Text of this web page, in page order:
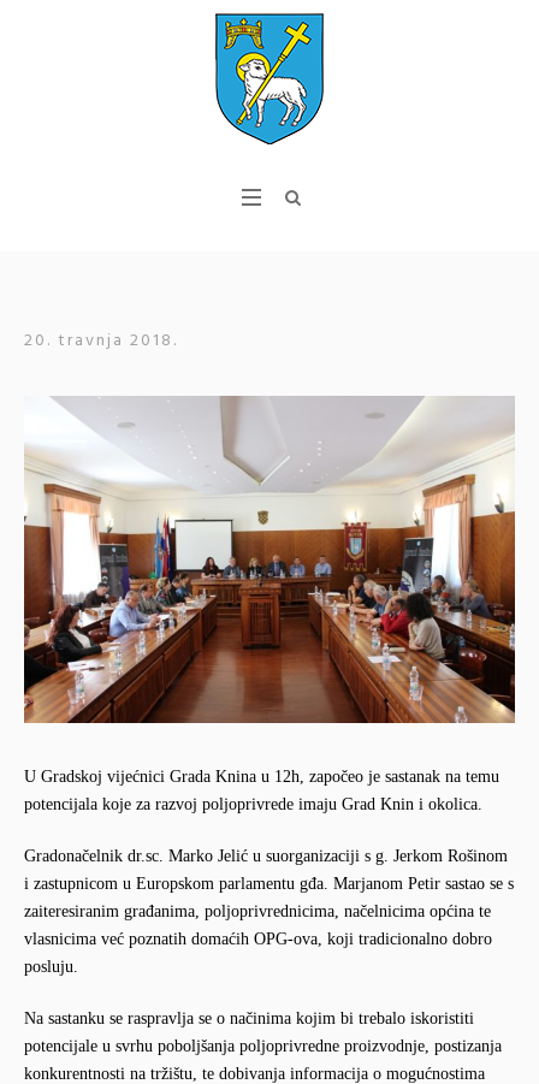
20. travnja 2018.
U Gradskoj vijećnici Grada Knina u 12h, započeo je sastanak na temu
potencijala koje za razvoj poljoprivrede imaju Grad Knin i okolica.
Gradonačelnik dr.sc. Marko Jelić u suorganizaciji s g. Jerkom Rošinom
i zastupnicom u Europskom parlamentu gđa. Marjanom Petir sastao se s
zaiteresiranim građanima, poljoprivrednicima, načelnicima općina te
vlasnicima već poznatih domaćih OPG-ova, koji tradicionalno dobro
posluju.
Na sastanku se raspravlja se o načinima kojim bi trebalo iskoristiti
potencijale u svrhu poboljšanja poljoprivredne proizvodnje, postizanja
konkurentnosti na tržištu, te dobivanja informacija o mogućnostima